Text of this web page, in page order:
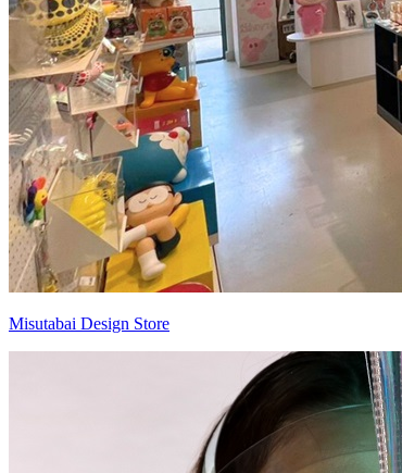
Misutabai Design Store